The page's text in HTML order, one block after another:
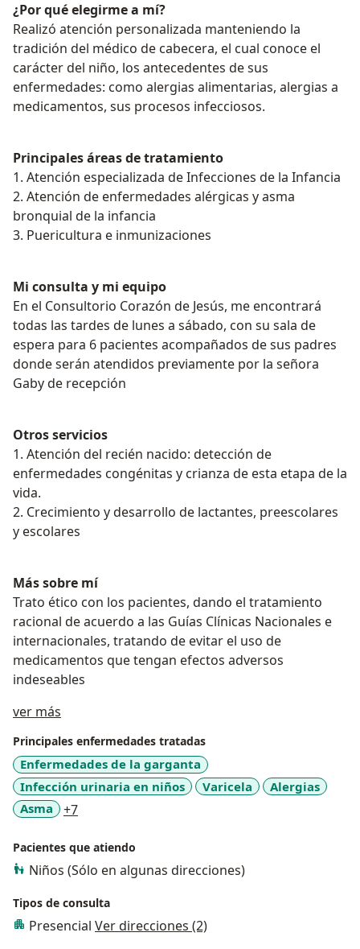
¿Por qué elegirme a mí?
Realizó atención personalizada manteniendo la
tradición del médico de cabecera, el cual conoce el
carácter del niño, los antecedentes de sus
enfermedades: como alergias alimentarias, alergias a
medicamentos, sus procesos infecciosos.
Principales áreas de tratamiento
1. Atención especializada de Infecciones de la Infancia
2. Atención de enfermedades alérgicas y asma
bronquial de la infancia
3. Puericultura e inmunizaciones
Mi consulta y mi equipo
En el Consultorio Corazón de Jesús, me encontrará
todas las tardes de lunes a sábado, con su sala de
espera para 6 pacientes acompañados de sus padres
donde serán atendidos previamente por la señora
Gaby de recepción
Otros servicios
1. Atención del recién nacido: detección de
enfermedades congénitas y crianza de esta etapa de la
vida.
2. Crecimiento y desarrollo de lactantes, preescolares
y escolares
Más sobre mí
Trato ético con los pacientes, dando el tratamiento
racional de acuerdo a las Guías Clínicas Nacionales e
internacionales, tratando de evitar el uso de
medicamentos que tengan efectos adversos
indeseables
ver más
Principales enfermedades tratadas
Enfermedades de la garganta
Infección urinaria en niños
Varicela
Alergias
Asma
+7a11y_sr_more_diseases
Pacientes que atiendo
Niños (Sólo en algunas direcciones)
Tipos de consulta
Presencial Ver direcciones (2)